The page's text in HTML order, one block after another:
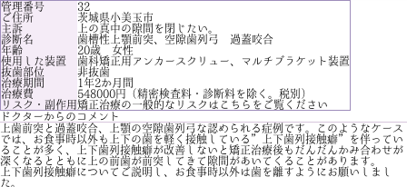
管理番号
32
ご住所
茨城県小美玉市
主訴
上の真中の隙間を閉じたい。
診断名
歯槽性上顎前突、空隙歯列弓 過蓋咬合
年齢
20歳 女性
使用した装置
歯科矯正用アンカースクリュー、マルチブラケット装置
抜歯部位
非抜歯
治療期間
1年2か月間
治療費
548000円（精密検査料・診断料を除く。税別）
リスク・副作用矯正治療の一般的なリスクは こちら をご覧ください
ドクターからのコメント
上歯前突と過蓋咬合、上顎の空隙歯列弓な認められる症例です。このようなケース
では、お食事時以外も上下の歯を軽く接触している”上下歯列接触癖”を伴ってい
ることが多く、上下歯列接触癖が改善しないと矯正治療後もだんだんかみ合わせが
深くなるとともに上の前歯が前突してきて隙間があいてくることがあります。
上下歯列接触癖についてご説明し、お食事時以外は歯を離すようにお願いしまし
た。